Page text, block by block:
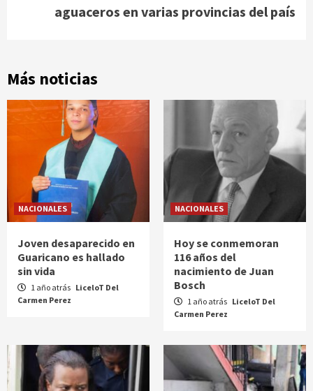
aguaceros en varias provincias del país
Más noticias
NACIONALES
Joven desaparecido en
Guaricano es hallado
sin vida
1 año atrás LiceloT Del
Carmen Perez
NACIONALES
Hoy se conmemoran
116 años del
nacimiento de Juan
Bosch
1 año atrás LiceloT Del
Carmen Perez